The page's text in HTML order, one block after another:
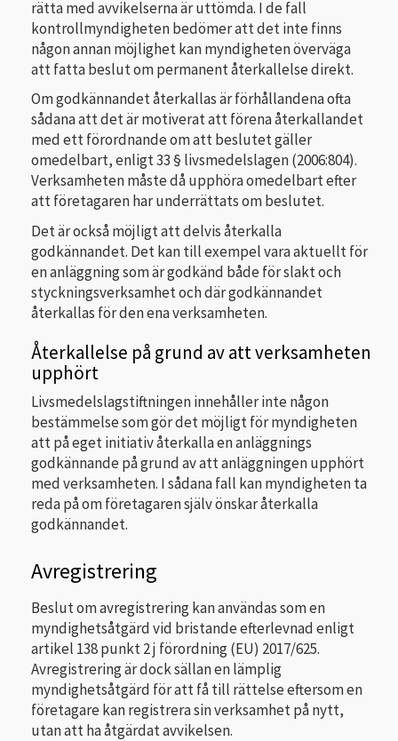
rätta med avvikelserna är uttömda. I de fall
kontrollmyndigheten bedömer att det inte finns
någon annan möjlighet kan myndigheten överväga
att fatta beslut om permanent återkallelse direkt.
Om godkännandet återkallas är förhållandena ofta
sådana att det är motiverat att förena återkallandet
med ett förordnande om att beslutet gäller
omedelbart, enligt 33 § livsmedelslagen (2006:804).
Verksamheten måste då upphöra omedelbart efter
att företagaren har underrättats om beslutet.
Det är också möjligt att delvis återkalla
godkännandet. Det kan till exempel vara aktuellt för
en anläggning som är godkänd både för slakt och
styckningsverksamhet och där godkännandet
återkallas för den ena verksamheten.
Återkallelse på grund av att verksamheten
upphört
Livsmedelslagstiftningen innehåller inte någon
bestämmelse som gör det möjligt för myndigheten
att på eget initiativ återkalla en anläggnings
godkännande på grund av att anläggningen upphört
med verksamheten. I sådana fall kan myndigheten ta
reda på om företagaren själv önskar återkalla
godkännandet.
Avregistrering
Beslut om avregistrering kan användas som en
myndighetsåtgärd vid bristande efterlevnad enligt
artikel 138 punkt 2 j förordning (EU) 2017/625.
Avregistrering är dock sällan en lämplig
myndighetsåtgärd för att få till rättelse eftersom en
företagare kan registrera sin verksamhet på nytt,
utan att ha åtgärdat avvikelsen.